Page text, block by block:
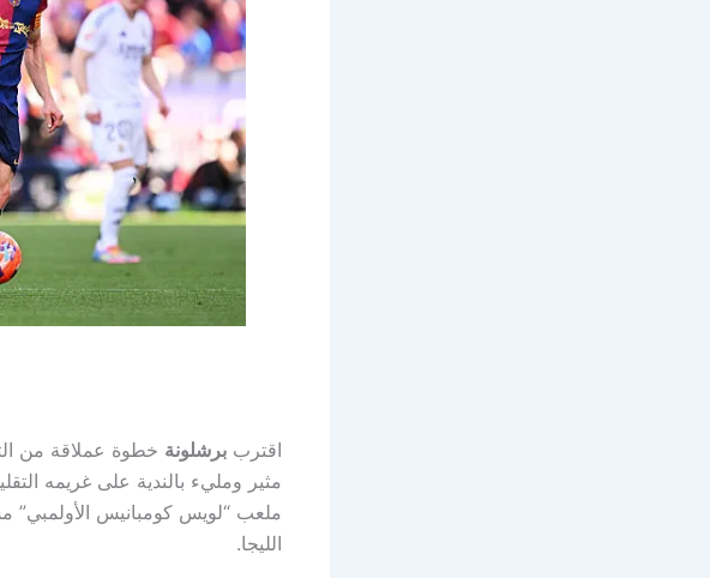
اقترب برشلونة
مثير ومليء بالندية على غريمه
ملعب “لويس كومبانيس الأولمبي”
الليجا.